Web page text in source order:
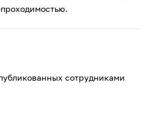
сотрудниками